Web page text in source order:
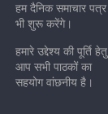
हम दैनिक समाचार पत्र
भी शुरू करेंगे।
हमारे उद्देश्य की पूर्ति हेतु
आप सभी पाठकों का
सहयोग वांछनीय है।